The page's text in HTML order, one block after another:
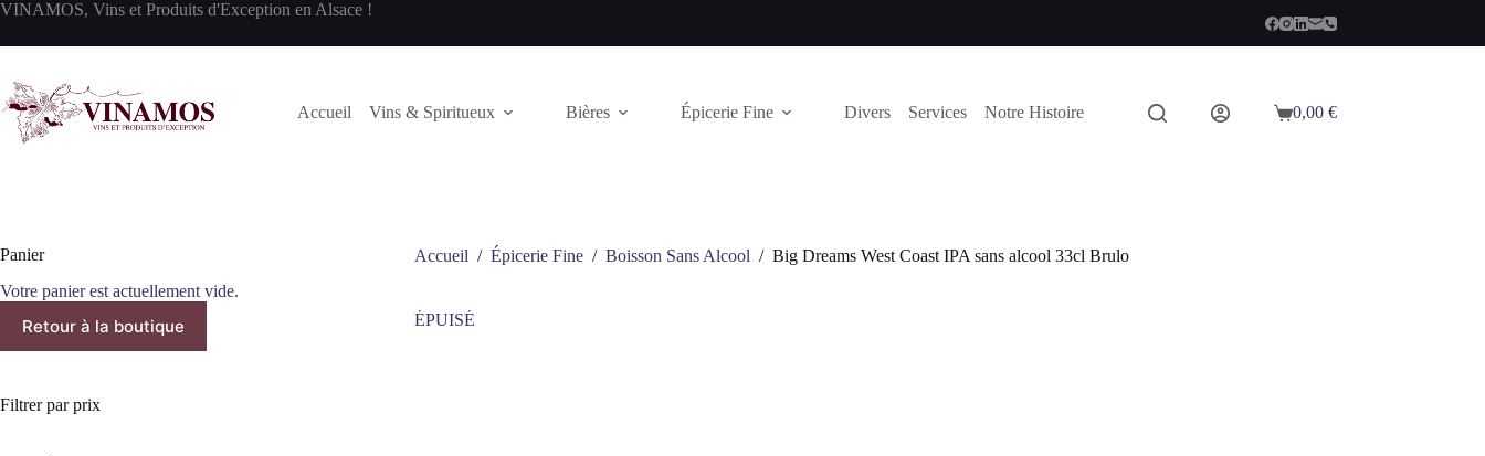
Passer
contenu
VINAMOS, Vins et Produits d'Exception en Alsace !
Accueil Vins & Spiritueux Bières Épicerie Fine Divers Services Notre Histoire
Panier
0,00 €
Accueil / Épicerie Fine / Boisson Sans Alcool / Big Dreams West Coast IPA sans alcool 33cl Brulo
ÉPUISÉ
Panier
Votre panier est actuellement vide.
Retour à la boutique
Filtrer par prix